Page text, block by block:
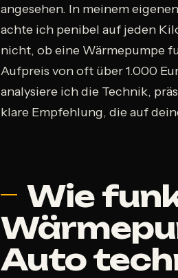
angesehen. In meinem
achte ich penibel auf jeden
nicht, ob eine Wärmepumpe
Aufpreis von oft über 1.000
analysiere ich die Technik,
klare Empfehlung, die auf
Wie
Auto